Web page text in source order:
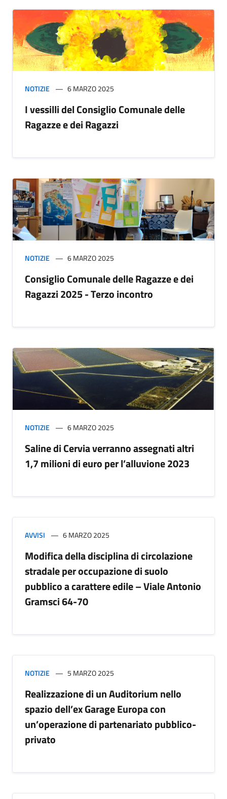
NOTIZIE 6 MARZO 2025
I vessilli del Consiglio Comunale delle
Ragazze e dei Ragazzi
NOTIZIE 6 MARZO 2025
Consiglio Comunale delle Ragazze e dei
Ragazzi 2025 - Terzo incontro
NOTIZIE 6 MARZO 2025
Saline di Cervia verranno assegnati altri
1,7 milioni di euro per l’alluvione 2023
AVVISI 6 MARZO 2025
Modifica della disciplina di circolazione
stradale per occupazione di suolo
pubblico a carattere edile – Viale Antonio
Gramsci 64-70
NOTIZIE 5 MARZO 2025
Realizzazione di un Auditorium nello
spazio dell’ex Garage Europa con
un’operazione di partenariato pubblico-
privato